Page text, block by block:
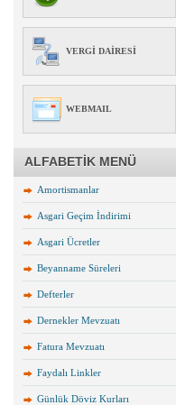
VERGI DAIRESI
WEBMAIL
ALFABETİK MENÜ
Amortismanlar
Asgari Geçim İndirimi
Asgari Ücretler
Beyanname Süreleri
Defterler
Dernekler Mevzuatı
Fatura Mevzuatı
Faydalı Linkler
Günlük Döviz Kurları